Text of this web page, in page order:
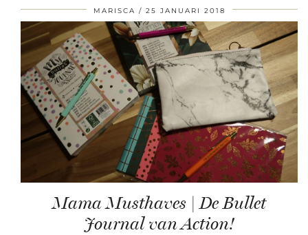
MARISCA 25 JANUARI 2018
Mama Musthaves | De Bullet
Journal van Action!